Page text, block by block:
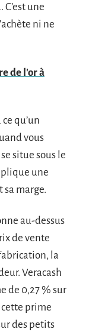
une
ni ne
de l'or à
qu’un
vous
situe sous le
une
sa marge.
au-dessus
de vente
la
Veracash
de 0,27 % sur
prime
des petits